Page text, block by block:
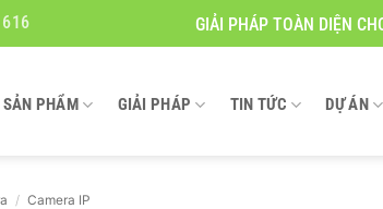
GIẢI PHÁP TOÀN DIỆN
SẢN PHẨM GIẢI PHÁP TIN TỨC DỰ ÁN
/ Camera IP